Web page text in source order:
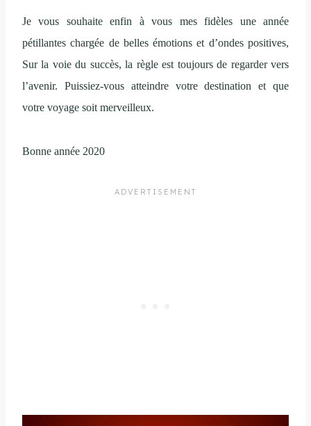
Je vous souhaite enfin à vous mes fidèles une année
pétillantes chargée de belles émotions et d’ondes positives,
Sur la voie du succès, la règle est toujours de regarder vers
l’avenir. Puissiez-vous atteindre votre destination et que
votre voyage soit merveilleux.
Bonne année 2020